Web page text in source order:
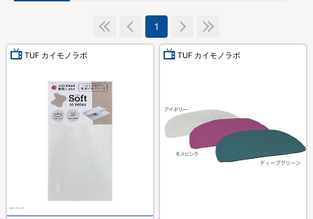
1
TUF カイモノラボ TUF カイモノラボ